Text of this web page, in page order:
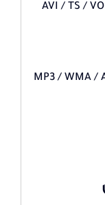
AVI / TS /
MP3 / WMA /